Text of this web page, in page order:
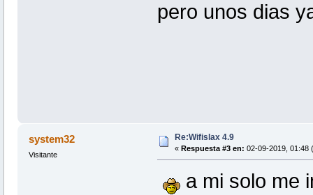
pero unos dias
system32
Visitante
Re:Wifislax 4.9
« Respuesta #3 en: 02-09-2019, 01:48
a mi solo me